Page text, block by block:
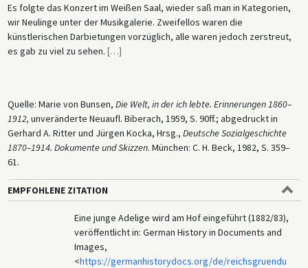
Es folgte das Konzert im Weißen Saal, wieder saß man in Kategorien,
wir Neulinge unter der Musikgalerie. Zweifellos waren die
künstlerischen Darbietungen vorzüglich, alle waren jedoch zerstreut,
es gab zu viel zu sehen. […]
Quelle: Marie von Bunsen, Die Welt, in der ich lebte. Erinnerungen 1860–
1912, unveränderte Neuaufl. Biberach, 1959, S. 90ff.; abgedruckt in
Gerhard A. Ritter und Jürgen Kocka, Hrsg., Deutsche Sozialgeschichte
1870–1914. Dokumente und Skizzen. München: C. H. Beck, 1982, S. 359–
61.
EMPFOHLENE ZITATION
Eine junge Adelige wird am Hof eingeführt (1882/83),
veröffentlicht in: German History in Documents and
Images,
<https://germanhistorydocs.org/de/reichsgruendu